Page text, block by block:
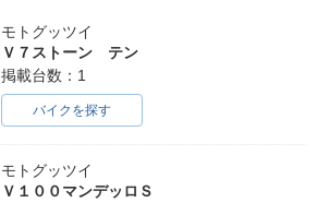
モトグッツイ
Ｖ７ストーン テン
掲載台数：1
バイクを探す
モトグッツイ
Ｖ１００マンデッロＳ